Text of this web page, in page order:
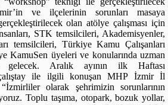
ve ilçelerinin sorunları masaya
olan atölye çalışması için
STK temsilcileri, Akademisyenler,
temsilcileri, Türkiye Kamu Çalışanları
KamuSen üyeleri ve konularında uzman
gelecek. Aralık ayının ilk Haftası
ile ilgili konuşan MHP İzmir İl
olarak şehrimizin sorunlarının
Toplu taşıma, otopark, bozuk yollar,